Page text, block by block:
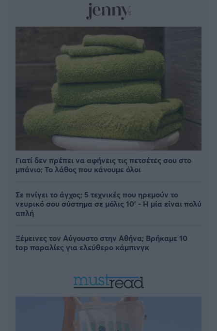
Γιατί δεν πρέπει να αφήνεις τις πετσέτες σου στο
μπάνιο; Το λάθος που κάνουμε όλοι
Σε πνίγει το άγχος; 5 τεχνικές που ηρεμούν το
νευρικό σου σύστημα σε μόλις 10' - Η μία είναι πολύ
απλή
Ξέμεινες τον Αύγουστο στην Αθήνα; Βρήκαμε 10
top παραλίες για ελεύθερο κάμπινγκ